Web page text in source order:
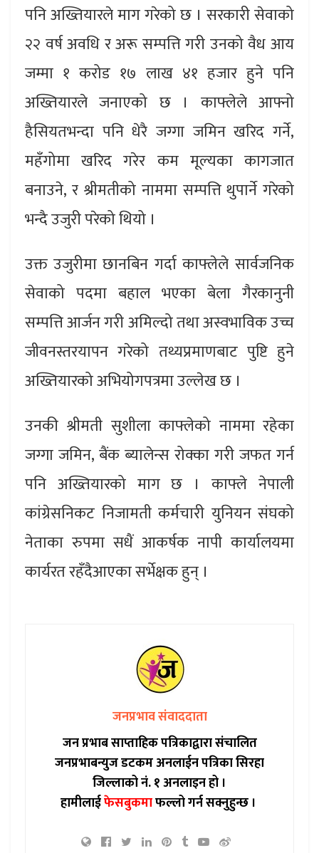
पनि अख्तियारले माग गरेको छ । सरकारी सेवाको
२२ वर्ष अवधि र अरू सम्पत्ति गरी उनको वैध आय
जम्मा १ करोड १७ लाख ४१ हजार हुने पनि
अख्तियारले जनाएको छ । काफ्लेले आफ्नो
हैसियतभन्दा पनि धेरै जग्गा जमिन खरिद गर्ने,
महँगोमा खरिद गरेर कम मूल्यका कागजात
बनाउने, र श्रीमतीको नाममा सम्पत्ति थुपार्ने गरेको
भन्दै उजुरी परेको थियो ।
उक्त उजुरीमा छानबिन गर्दा काफ्लेले सार्वजनिक
सेवाको पदमा बहाल भएका बेला गैरकानुनी
सम्पत्ति आर्जन गरी अमिल्दो तथा अस्वभाविक उच्च
जीवनस्तरयापन गरेको तथ्यप्रमाणबाट पुष्टि हुने
अख्तियारको अभियोगपत्रमा उल्लेख छ ।
उनकी श्रीमती सुशीला काफ्लेको नाममा रहेका
जग्गा जमिन, बैंक ब्यालेन्स रोक्का गरी जफत गर्न
पनि अख्तियारको माग छ । काफ्ले नेपाली
कांग्रेसनिकट निजामती कर्मचारी युनियन संघको
नेताका रुपमा सधैं आकर्षक नापी कार्यालयमा
कार्यरत रहँदैआएका सर्भेक्षक हुन् ।
जनप्रभाव संवाददाता
जन प्रभाब साप्ताहिक पत्रिकाद्वारा संचालित
जनप्रभाबन्युज डटकम अनलाईन पत्रिका सिरहा
जिल्लाको नं. १ अनलाइन हो ।
हामीलाईफेसबुकमाफल्लो गर्न सक्नुहुन्छ ।